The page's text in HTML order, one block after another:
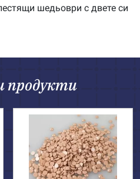
шедьоври с двете си
продукти